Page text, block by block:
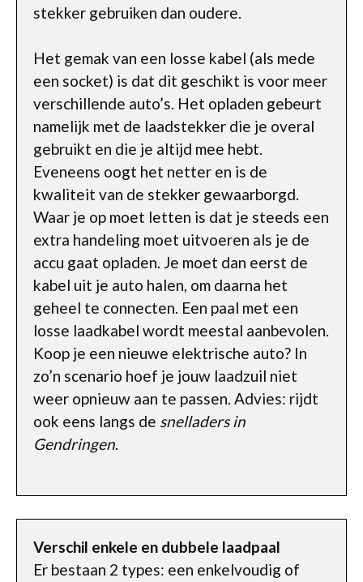
stekker gebruiken dan oudere.
Het gemak van een losse kabel (als mede
een socket) is dat dit geschikt is voor meer
verschillende auto’s. Het opladen gebeurt
namelijk met de laadstekker die je overal
gebruikt en die je altijd mee hebt.
Eveneens oogt het netter en is de
kwaliteit van de stekker gewaarborgd.
Waar je op moet letten is dat je steeds een
extra handeling moet uitvoeren als je de
accu gaat opladen. Je moet dan eerst de
kabel uit je auto halen, om daarna het
geheel te connecten. Een paal met een
losse laadkabel wordt meestal aanbevolen.
Koop je een nieuwe elektrische auto? In
zo’n scenario hoef je jouw laadzuil niet
weer opnieuw aan te passen. Advies: rijdt
ook eens langs de snelladers in
Gendringen.
Verschil enkele en dubbele laadpaal
Er bestaan 2 types: een enkelvoudig of